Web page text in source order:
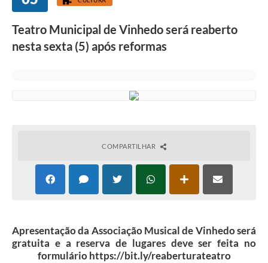
Transparência
Concursos e Processos Seletivos
Inclusão e Acessibilidade
Normas e Legislação
Convênios Terceiro Setor
Teatro Municipal de Vinhedo será reaberto
nesta sexta (5) após reformas
COMPARTILHAR
Apresentação da Associação Musical de Vinhedo será
gratuita e a reserva de lugares deve ser feita no
formulário https://bit.ly/reaberturateatro